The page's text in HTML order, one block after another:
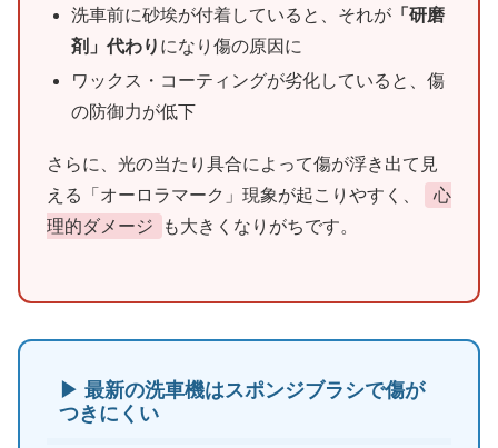
洗車前に砂埃が付着していると、それが 「研磨
剤」代わり になり傷の原因に
ワックス・コーティングが劣化していると、傷
の防御力が低下
さらに、光の当たり具合によって傷が浮き出て見
える「オーロラマーク」現象が起こりやすく、
心
理的ダメージ
も大きくなりがちです。
▶ 最新の洗車機はスポンジブラシで傷が
つきにくい